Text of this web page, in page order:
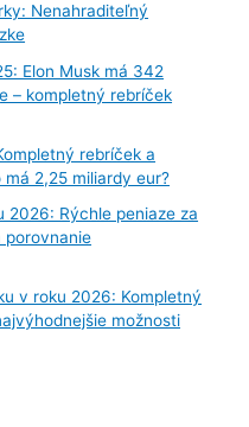
Nenahraditeľný
Elon Musk má 342
– kompletný rebríček
rebríček a
2,25 miliardy eur?
2026: Rýchle peniaze za
porovnanie
v roku 2026: Kompletný
možnosti